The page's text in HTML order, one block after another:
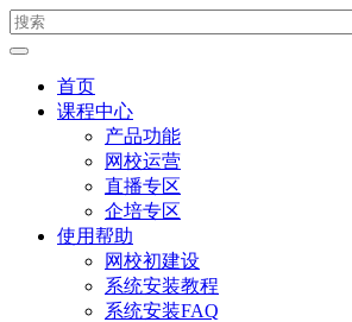
首页
课程中心
产品功能
网校运营
直播专区
企培专区
使用帮助
网校初建设
系统安装教程
系统安装FAQ